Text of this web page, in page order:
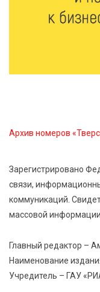
7 Авг 2026 23:02
Архив номеров
Зарегистрировано
связи,
коммуникаций.
массовой
Главный редактор –
Наименование
Учредитель – ГАУ